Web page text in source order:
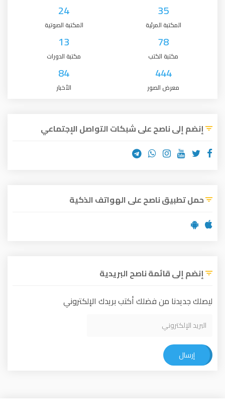
35
المكتبة المرئية
24
المكتبة الصوتية
78
مكتبة الكتب
13
مكتبة الدورات
444
معرض الصور
84
الأخبار
إنضم إلى ناصح على شبكات التواصل الإجتماعي
حمل تطبيق ناصح على الهواتف الذكية
إنضم إلى قائمة ناصح البريدية
ليصلك جديدنا من فضلك أكتب بريدك الإلكتروني
إرسال